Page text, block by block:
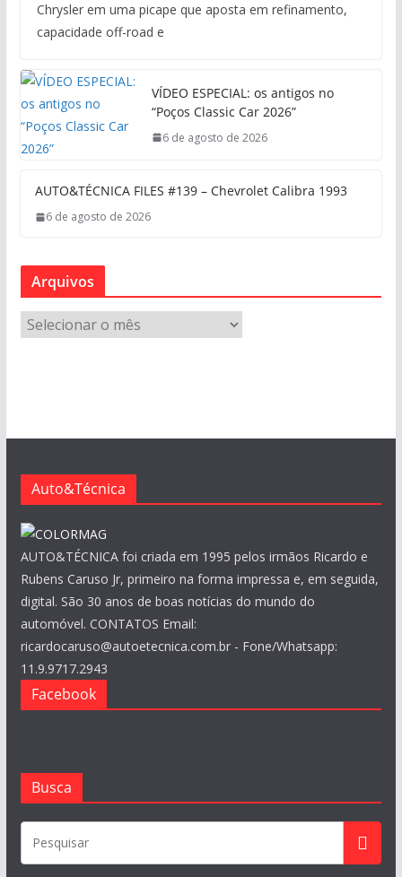
Chrysler em uma picape que aposta em refinamento,
capacidade off-road e
VÍDEO ESPECIAL: os antigos no
“Poços Classic Car 2026”
6 de agosto de 2026
AUTO&TÉCNICA FILES #139 – Chevrolet Calibra 1993
6 de agosto de 2026
Arquivos
r
s
Auto&Técnica
AUTO&TÉCNICA foi criada em 1995 pelos irmãos Ricardo e
Rubens Caruso Jr, primeiro na forma impressa e, em seguida,
digital. São 30 anos de boas notícias do mundo do
automóvel. CONTATOS Email:
ricardocaruso@autoetecnica.com.br - Fone/Whatsapp:
11.9.9717.2943
Facebook
Busca